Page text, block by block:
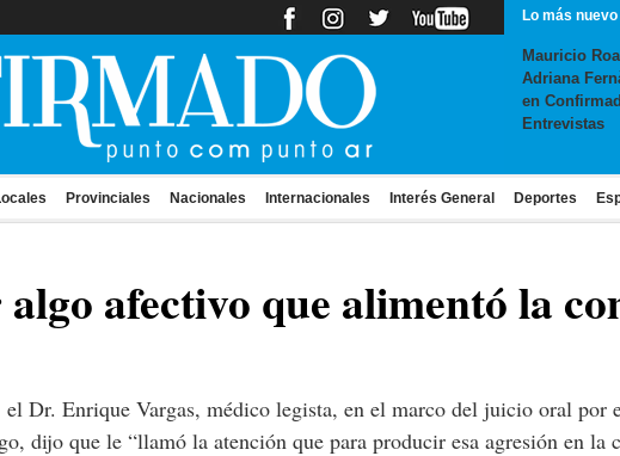
Lo más
Mauricio
Adriana
en
Entrevistas
Provinciales Nacionales Internacionales Interés General Deportes
afectivo que alimentó la
Dr. Enrique Vargas, médico legista, en el marco del juicio oral por
dijo que le “llamó la atención que para producir esa agresión en la